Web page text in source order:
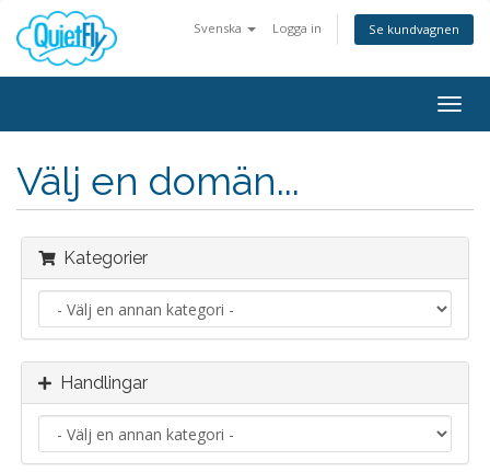
Svenska Logga in Se kundvagnen
Välj en domän...
Kategorier
Handlingar